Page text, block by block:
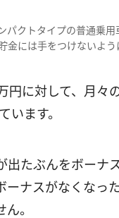
クトタイプの普通乗用
金には手をつけないよう
に対して、月々
います。
たぶんをボーナ
ナスがなくなっ
。